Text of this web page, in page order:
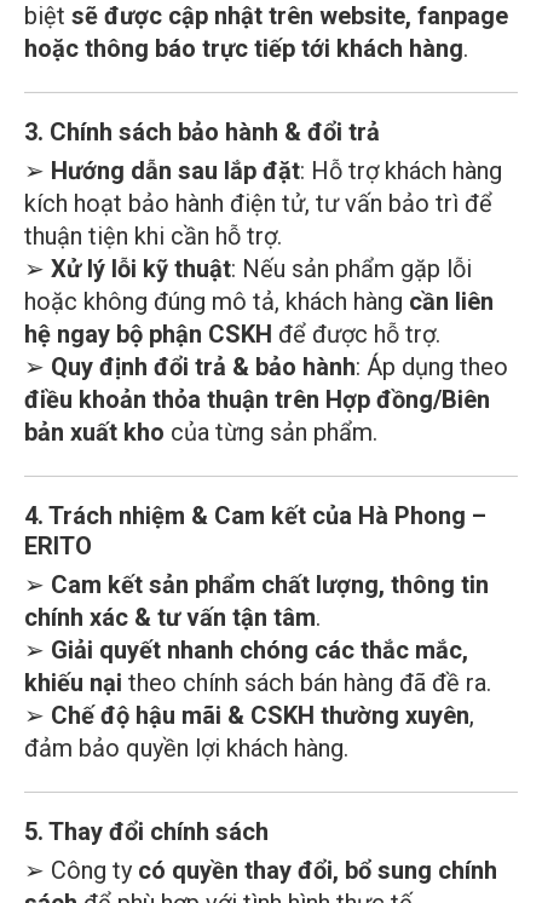
biệt sẽ được cập nhật trên website, fanpage
hoặc thông báo trực tiếp tới khách hàng.
3. Chính sách bảo hành & đổi trả
➢ Hướng dẫn sau lắp đặt: Hỗ trợ khách hàng
kích hoạt bảo hành điện tử, tư vấn bảo trì để
thuận tiện khi cần hỗ trợ.
➢ Xử lý lỗi kỹ thuật: Nếu sản phẩm gặp lỗi
hoặc không đúng mô tả, khách hàng cần liên
hệ ngay bộ phận CSKH để được hỗ trợ.
➢ Quy định đổi trả & bảo hành: Áp dụng theo
điều khoản thỏa thuận trên Hợp đồng/Biên
bản xuất kho của từng sản phẩm.
4. Trách nhiệm & Cam kết của Hà Phong –
ERITO
➢ Cam kết sản phẩm chất lượng, thông tin
chính xác & tư vấn tận tâm.
➢ Giải quyết nhanh chóng các thắc mắc,
khiếu nại theo chính sách bán hàng đã đề ra.
➢ Chế độ hậu mãi & CSKH thường xuyên,
đảm bảo quyền lợi khách hàng.
5. Thay đổi chính sách
➢ Công ty có quyền thay đổi, bổ sung chính